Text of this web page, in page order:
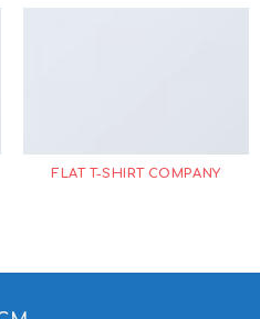
FLAT T-SHIRT COMPANY